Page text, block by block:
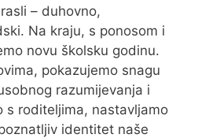
– duhovno,
Na kraju, s ponosom i
novu školsku godinu.
pokazujemo snagu
razumijevanja i
s roditeljima, nastavljamo
identitet naše